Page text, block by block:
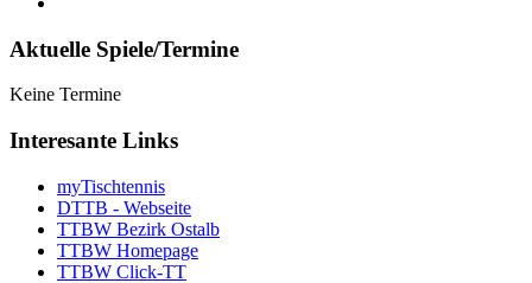
Aktuelle Spiele/Termine
Keine Termine
Interesante Links
myTischtennis
DTTB - Webseite
TTBW Bezirk Ostalb
TTBW Homepage
TTBW Click-TT